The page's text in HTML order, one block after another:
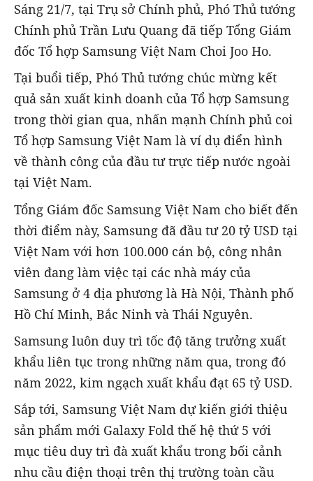
Sáng 21/7, tại Trụ sở Chính phủ, Phó Thủ tướng
Chính phủ Trần Lưu Quang đã tiếp Tổng Giám
đốc Tổ hợp Samsung Việt Nam Choi Joo Ho.
Tại buổi tiếp, Phó Thủ tướng chúc mừng kết
quả sản xuất kinh doanh của Tổ hợp Samsung
trong thời gian qua, nhấn mạnh Chính phủ coi
Tổ hợp Samsung Việt Nam là ví dụ điển hình
về thành công của đầu tư trực tiếp nước ngoài
tại Việt Nam.
Tổng Giám đốc Samsung Việt Nam cho biết đến
thời điểm này, Samsung đã đầu tư 20 tỷ USD tại
Việt Nam với hơn 100.000 cán bộ, công nhân
viên đang làm việc tại các nhà máy của
Samsung ở 4 địa phương là Hà Nội, Thành phố
Hồ Chí Minh, Bắc Ninh và Thái Nguyên.
Samsung luôn duy trì tốc độ tăng trưởng xuất
khẩu liên tục trong những năm qua, trong đó
năm 2022, kim ngạch xuất khẩu đạt 65 tỷ USD.
Sắp tới, Samsung Việt Nam dự kiến giới thiệu
sản phẩm mới Galaxy Fold thế hệ thứ 5 với
mục tiêu duy trì đà xuất khẩu trong bối cảnh
nhu cầu điện thoại trên thị trường toàn cầu